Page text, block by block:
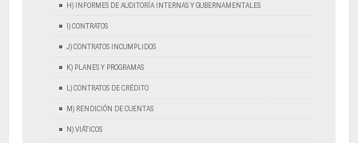
H) INFORMES DE AUDITORÍA INTERNAS Y GUBERNAMENTALES
I) CONTRATOS
J) CONTRATOS INCUMPLIDOS
K) PLANES Y PROGRAMAS
L) CONTRATOS DE CRÉDITO
M) RENDICIÓN DE CUENTAS
N) VIÁTICOS